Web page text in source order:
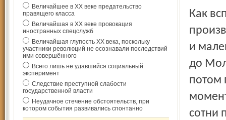
Величайшее в ХХ веке предательство
правящего класса
Величайшая в ХХ веке провокация
иностранных спецслужб
Величайшая глупость ХХ века, поскольку
участники революций не осознавали последствий
ими совершённого
Всего лишь не удавшийся социальный
эксперимент
Следствие преступной слабости
государственной власти
Неудачное стечение обстоятельств, при
котором события развивались спонтанно
Как
и
до
потом
сотни